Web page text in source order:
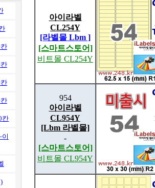
칸
이
아이라벨
CL254Y
[라벨몰 Lbm ]
[스마트스토어]
비트몰 CL254Y
954
아이라벨
CL954Y
[Lbm 라벨몰]
-
[스마트스토어]
비트몰 CL954Y